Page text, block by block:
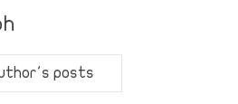
posts